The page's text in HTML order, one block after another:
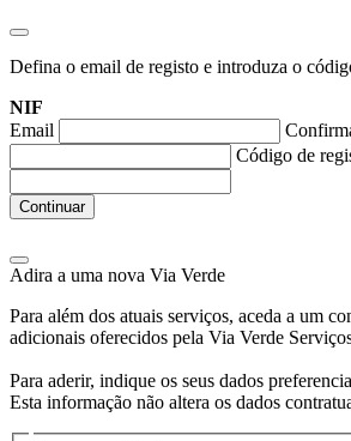
Defina o email de registo e introduza o
NIF
Email
Código de
Continuar
Adira a uma nova Via Verde
Para além dos atuais serviços, aceda a um
adicionais oferecidos pela Via Verde
Para aderir, indique os seus dados
Esta informação não altera os dados